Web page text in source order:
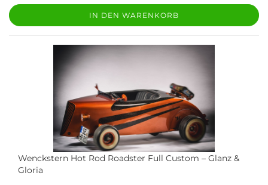
IN DEN WARENKORB
Wenckstern Hot Rod Roadster Full Custom – Glanz &
Gloria